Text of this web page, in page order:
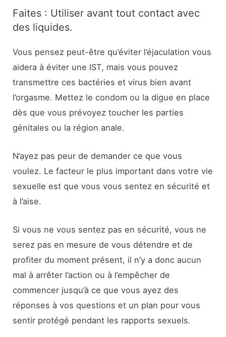
Faites : Utiliser avant tout contact avec
des liquides.
Vous pensez peut-être qu’éviter l’éjaculation vous
aidera à éviter une IST, mais vous pouvez
transmettre ces bactéries et virus bien avant
l’orgasme. Mettez le condom ou la digue en place
dès que vous prévoyez toucher les parties
génitales ou la région anale.
N’ayez pas peur de demander ce que vous
voulez. Le facteur le plus important dans votre vie
sexuelle est que vous vous sentez en sécurité et
à l’aise.
Si vous ne vous sentez pas en sécurité, vous ne
serez pas en mesure de vous détendre et de
profiter du moment présent, il n’y a donc aucun
mal à arrêter l’action ou à l’empêcher de
commencer jusqu’à ce que vous ayez des
réponses à vos questions et un plan pour vous
sentir protégé pendant les rapports sexuels.